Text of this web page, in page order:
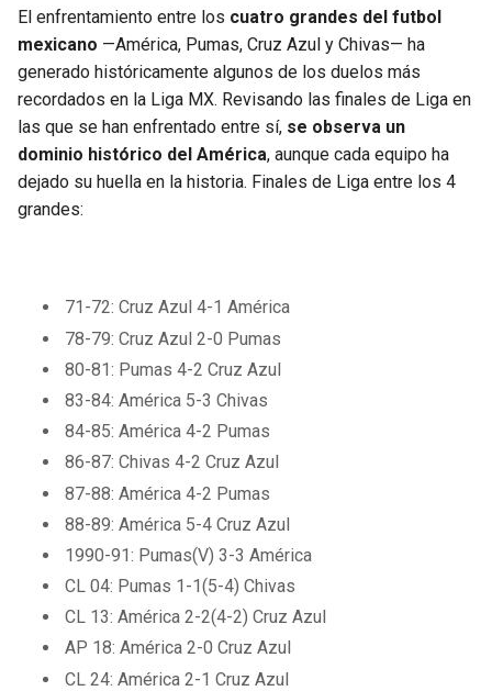
El enfrentamiento entre los cuatro grandes del futbol
mexicano —América, Pumas, Cruz Azul y Chivas— ha
generado históricamente algunos de los duelos más
recordados en la Liga MX. Revisando las finales de Liga en
las que se han enfrentado entre sí, se observa un
dominio histórico del América, aunque cada equipo ha
dejado su huella en la historia. Finales de Liga entre los 4
grandes:
71-72: Cruz Azul 4-1 América
78-79: Cruz Azul 2-0 Pumas
80-81: Pumas 4-2 Cruz Azul
83-84: América 5-3 Chivas
84-85: América 4-2 Pumas
86-87: Chivas 4-2 Cruz Azul
87-88: América 4-2 Pumas
88-89: América 5-4 Cruz Azul
1990-91: Pumas(V) 3-3 América
CL 04: Pumas 1-1(5-4) Chivas
CL 13: América 2-2(4-2) Cruz Azul
AP 18: América 2-0 Cruz Azul
CL 24: América 2-1 Cruz Azul